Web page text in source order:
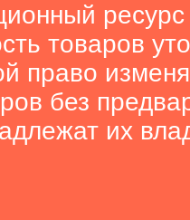
ресурс
товаров
право
без
их